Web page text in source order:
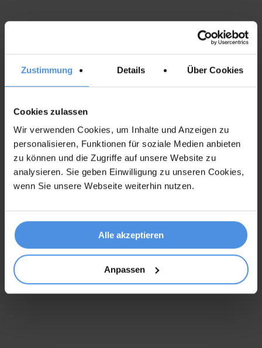
Zustimmung Details Über Cookies
Cookies zulassen
Wir verwenden Cookies, um Inhalte und Anzeigen zu
personalisieren, Funktionen für soziale Medien anbieten
zu können und die Zugriffe auf unsere Website zu
analysieren. Sie geben Einwilligung zu unseren Cookies,
wenn Sie unsere Webseite weiterhin nutzen.
Alle akzeptieren
Anpassen
Allgemein
Vorsteuerabzug